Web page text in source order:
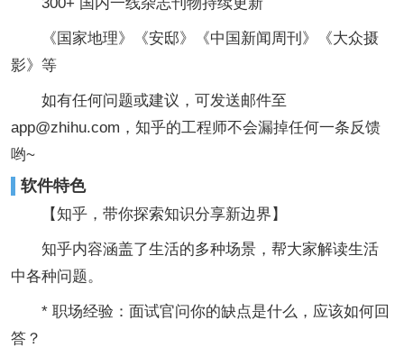
《国家地理》《安邸》《中国新闻周刊》《大众摄
影》等
如有任何问题或建议，可发送邮件至
app@zhihu.com，知乎的工程师不会漏掉任何一条反馈
哟~
软件特色
【知乎，带你探索知识分享新边界】
知乎内容涵盖了生活的多种场景，帮大家解读生活
中各种问题。
* 职场经验：面试官问你的缺点是什么，应该如何回
答？